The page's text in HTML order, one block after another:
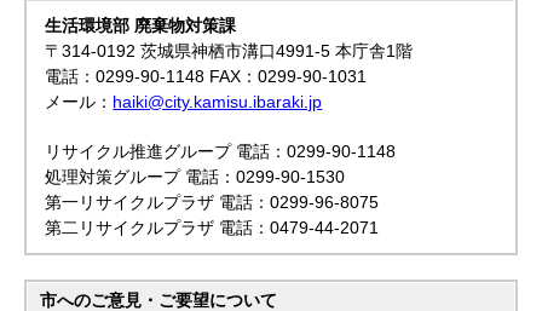
生活環境部 廃棄物対策課
〒314-0192 茨城県神栖市溝口4991-5 本庁舎1階
電話：0299-90-1148 FAX：0299-90-1031
メール： haiki@city.kamisu.ibaraki.jp
リサイクル推進グループ 電話：0299-90-1148
処理対策グループ 電話：0299-90-1530
第一リサイクルプラザ 電話：0299-96-8075
第二リサイクルプラザ 電話：0479-44-2071
市へのご意見・ご要望について